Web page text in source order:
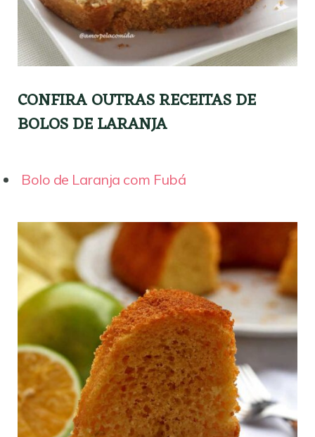
CONFIRA OUTRAS RECEITAS DE
BOLOS DE LARANJA
Bolo de Laranja com Fubá